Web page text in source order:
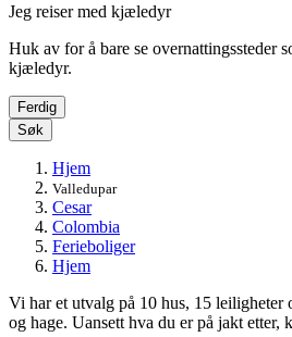
Jeg reiser med kjæledyr
Huk av for å bare se overnattingssteder
kjæledyr.
Ferdig
Søk
Hjem
Valledupar
Cesar
Colombia
Ferieboliger
Hjem
Vi har et utvalg på 10 hus, 15 leiligheter
og hage. Uansett hva du er på jakt